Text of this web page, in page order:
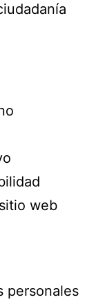
web
personales